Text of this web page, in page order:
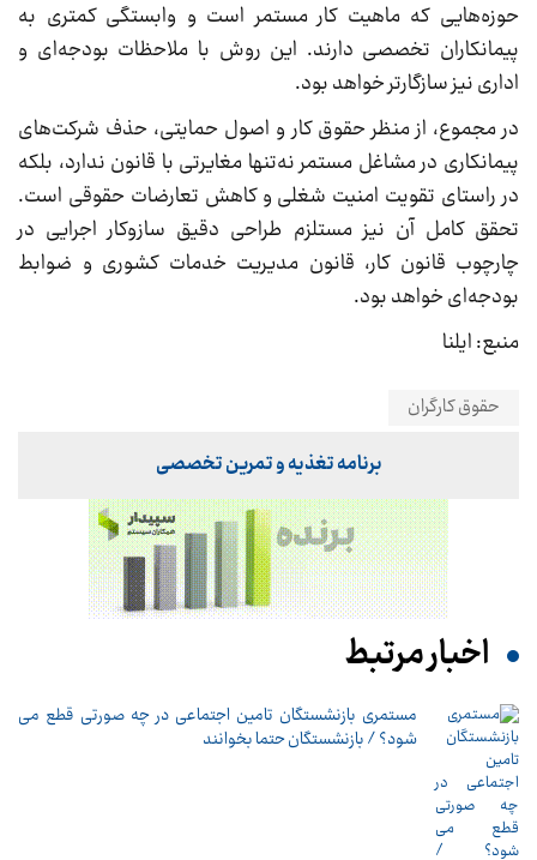
حوزه‌هایی که ماهیت کار مستمر است و وابستگی کمتری به
پیمانکاران تخصصی دارند. این روش با ملاحظات بودجه‌ای و
اداری نیز سازگارتر خواهد بود.
در مجموع، از منظر حقوق کار و اصول حمایتی، حذف شرکت‌های
پیمانکاری در مشاغل مستمر نه‌تنها مغایرتی با قانون ندارد، بلکه
در راستای تقویت امنیت شغلی و کاهش تعارضات حقوقی است.
تحقق کامل آن نیز مستلزم طراحی دقیق سازوکار اجرایی در
چارچوب قانون کار، قانون مدیریت خدمات کشوری و ضوابط
بودجه‌ای خواهد بود.
منبع: ایلنا
حقوق کارگران
برنامه تغذیه و تمرین تخصصی
اخبار مرتبط
مستمری بازنشستگان تامین اجتماعی در چه صورتی قطع می
شود؟ / بازنشستگان حتما بخوانند